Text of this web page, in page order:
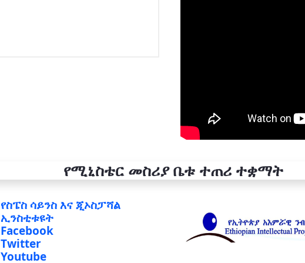
የሚኒስቴር መስሪያ ቤቱ ተጠሪ ተቋማት
የስፔስ ሳይንስ እና ጂኦስፓሻል
ኢንስቲቱዩት
Facebook
Twitter
Youtube